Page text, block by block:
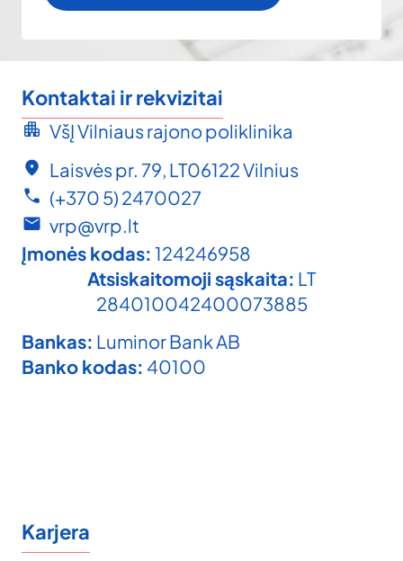
Kontaktai ir rekvizitai
VšĮ Vilniaus rajono poliklinika
Laisvės pr. 79, LT06122 Vilnius
(+370 5) 2470027
vrp@vrp.lt
Įmonės kodas: 124246958
Atsiskaitomoji sąskaita: LT
284010042400073885
Bankas: Luminor Bank AB
Banko kodas: 40100
Karjera